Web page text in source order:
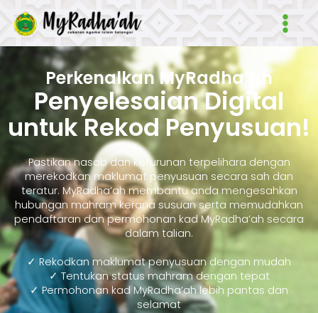
Main
Perkenalkan MyRadha’ah
Penyelesaian Digital
untuk Rekod Penyusuan!
Pastikan nasab dan keturunan terpelihara dengan
merekodkan maklumat penyusuan secara sah dan
teratur. MyRadha’ah membantu anda mengesahkan
hubungan mahram kerana susuan serta memudahkan
pendaftaran dan permohonan kad MyRadha’ah secara
dalam talian.
✓ Rekodkan maklumat penyusuan dengan mudah
✓ Tentukan status mahram dengan tepat
✓ Permohonan kad MyRadha’ah lebih pantas dan
selamat